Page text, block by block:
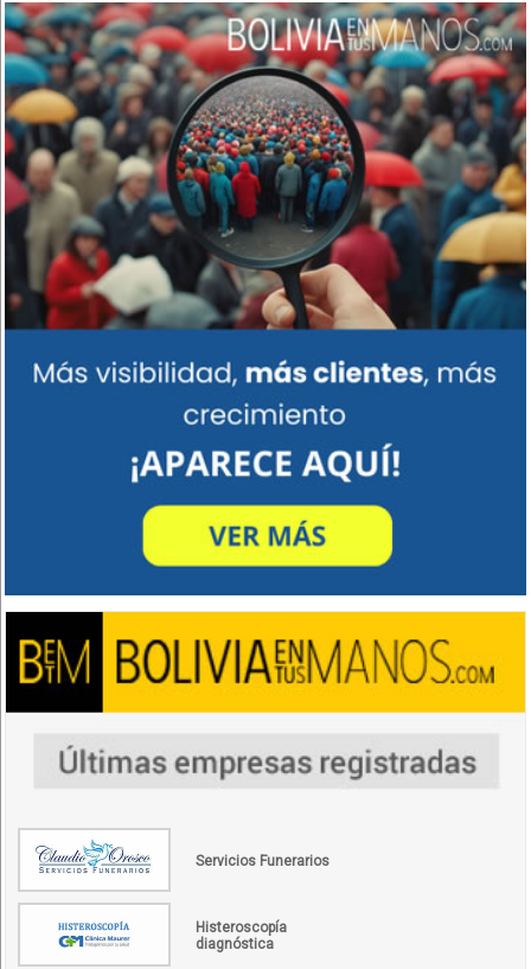
Servicios Funerarios
Histeroscopía
diagnóstica